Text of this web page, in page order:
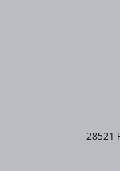
28521